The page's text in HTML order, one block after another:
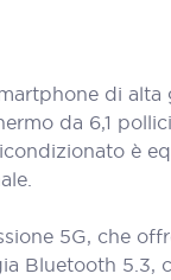
di
da 6,1
è
5G, che
Bluetooth 5.3,